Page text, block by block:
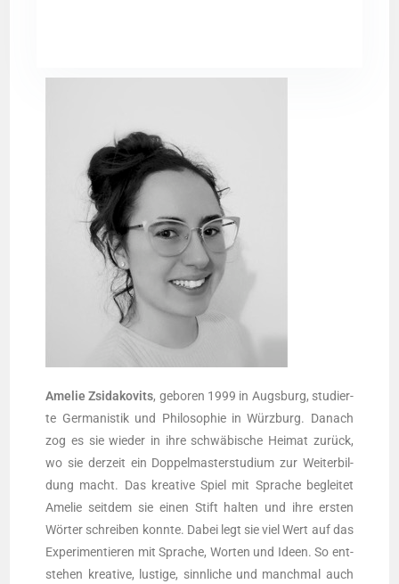
Ame­lie Zsi­da­ko­vits, gebo­ren 1999 in Augs­burg, stu­dier­
te Ger­ma­nis­tik und Phi­lo­so­phie in Würz­burg. Danach
zog es sie wie­der in ihre schwä­bi­sche Hei­mat zurück,
wo sie der­zeit ein Dop­pel­mas­ter­stu­di­um zur Wei­ter­bil­
dung macht. Das krea­ti­ve Spiel mit Spra­che beglei­tet
Ame­lie seit­dem sie einen Stift hal­ten und ihre ers­ten
Wör­ter schrei­ben konn­te. Dabei legt sie viel Wert auf das
Expe­ri­men­tie­ren mit Spra­che, Wor­ten und Ideen. So ent­
ste­hen krea­ti­ve, lus­ti­ge, sinn­li­che und manch­mal auch